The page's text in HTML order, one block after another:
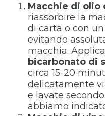
Macchie di olio
riassorbire la
di carta o con
evitando
macchia.
bicarbonato di
circa 15-20
delicatamente
e lavate
abbiamo